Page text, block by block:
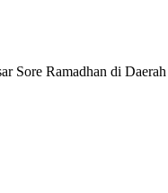
Ramadhan di